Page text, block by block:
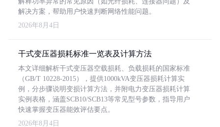
解决方案，帮助用户快速判断网络性能问题。
2026年8月4日
干式变压器损耗标准一览表及计算方法
本文详细解析干式变压器空载损耗、负载损耗的国家标准
（GB/T 10228-2015），提供1000kVA变压器损耗计算实
例，分步骤说明变损计算方法，并附电力变压器损耗计算
实例表格，涵盖SCB10/SCB13等常见型号参数，指导用户
快速掌握变压器能效评估要点。
2026年8月4日